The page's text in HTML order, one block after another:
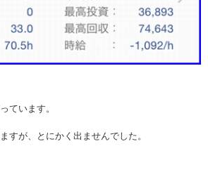
ています。
すが、とにかく出ませんでした。